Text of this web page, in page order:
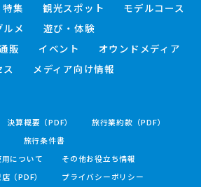
特集 観光スポット
モデルコース
ルメ
遊び・体験
販 イベント
オウンドメディア
ス
メディア向け情報
決算概要（PDF）
旅行業約款（PDF）
旅行条件書
について
その他お役立ち情報
（PDF）
プライバシーポリシー